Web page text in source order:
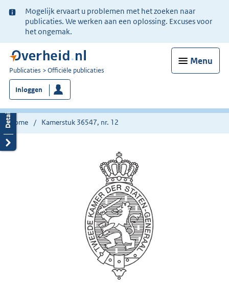
Ter
informatie:
Mogelijk ervaart u problemen met het zoeken naar
publicaties. We werken aan een oplossing. Excuses voor
het ongemak.
Menu
U
bent
nu
hier:
Publicaties Officiële publicaties
Inloggen
Home Kamerstuk 36547, nr. 12